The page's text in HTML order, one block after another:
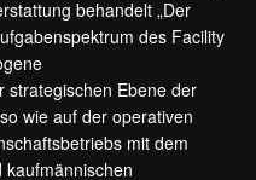
behandelt „Der
des Facility
strategischen Ebene der
wie auf der operativen
mit dem